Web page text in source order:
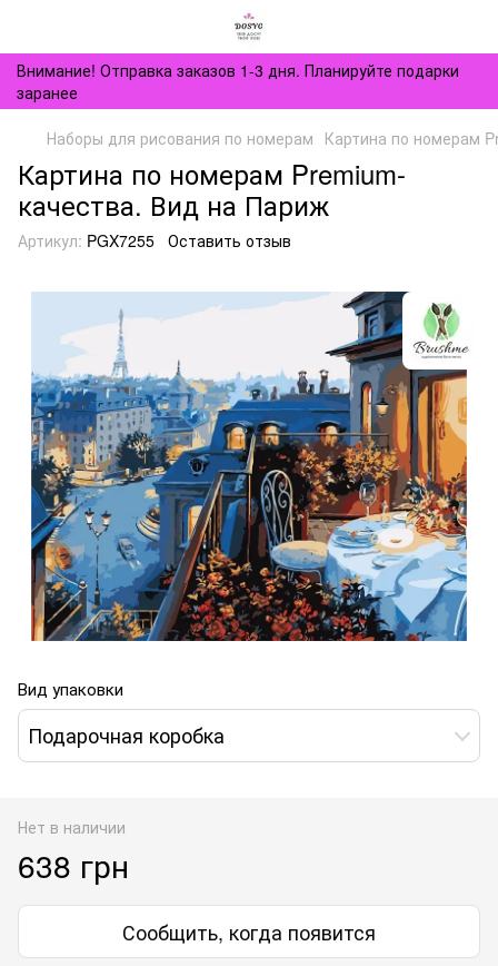
Внимание! Отправка заказов 1-3 дня. Планируйте подарки
заранее
Наборы для рисования по номерам Картина по номерам
Картина по номерам Premium-
качества. Вид на Париж
Артикул: PGX7255 Оставить отзыв
Вид упаковки
Подарочная коробка
Нет в наличии
638 грн
Сообщить, когда появится